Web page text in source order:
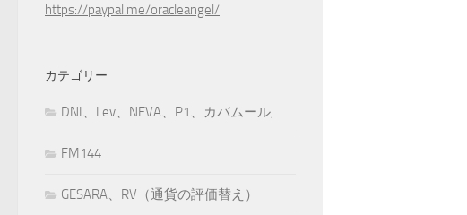
https://paypal.me/oracleangel/
カテゴリー
DNI、Lev、NEVA、P1、カバムール,
FM144
GESARA、RV（通貨の評価替え）